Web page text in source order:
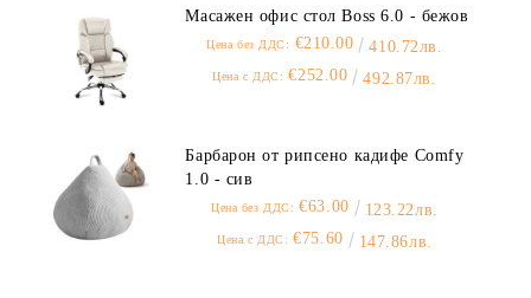
Масажен офис стол Boss 6.0 - бежов
Цена без ДДС: €210.00 410.72лв.
Цена с ДДС: €252.00 492.87лв.
Барбарон от рипсено кадифе Comfy
1.0 - сив
Цена без ДДС: €63.00 123.22лв.
Цена с ДДС: €75.60 147.86лв.